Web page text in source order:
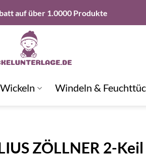
auf über 1.0000 Produkte
Wickeln Windeln &
ZÖLLNER 2-